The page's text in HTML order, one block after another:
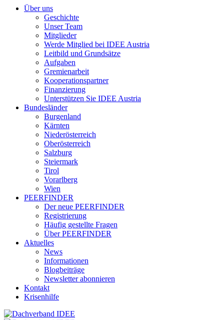
Über uns
Geschichte
Unser Team
Mitglieder
Werde Mitglied bei IDEE Austria
Leitbild und Grundsätze
Aufgaben
Gremienarbeit
Kooperationspartner
Finanzierung
Unterstützen Sie IDEE Austria
Bundesländer
Burgenland
Kärnten
Niederösterreich
Oberösterreich
Salzburg
Steiermark
Tirol
Vorarlberg
Wien
PEERFINDER
Der neue PEERFINDER
Registrierung
Häufig gestellte Fragen
Über PEERFINDER
Aktuelles
News
Informationen
Blogbeiträge
Newsletter abonnieren
Kontakt
Krisenhilfe